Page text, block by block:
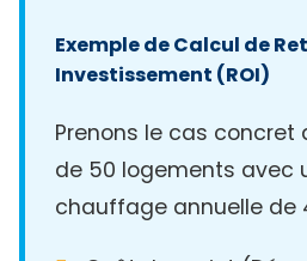
Exemple de Calcul de
Investissement (ROI)
Prenons le cas concret
de 50 logements avec
chauffage annuelle de